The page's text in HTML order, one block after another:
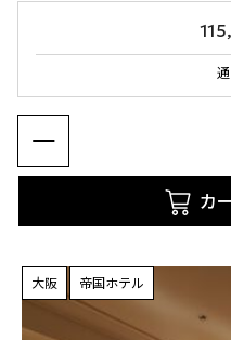
カ
大阪 帝国ホテル